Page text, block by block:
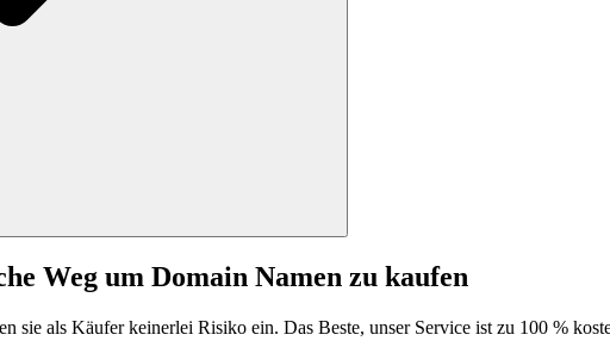
Weg um Domain Namen zu kaufen
sie als Käufer keinerlei Risiko ein. Das Beste, unser Service ist zu 100 %